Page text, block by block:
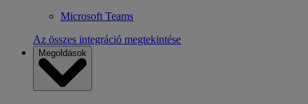
Microsoft Teams
Az összes integráció megtekintése
Megoldások